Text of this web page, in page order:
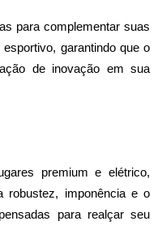
para complementar suas
garantindo que o
de inovação em sua
premium e elétrico,
robustez, imponência e o
para realçar seu